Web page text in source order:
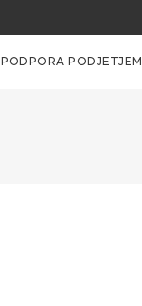
PODPORA PODJETJEM